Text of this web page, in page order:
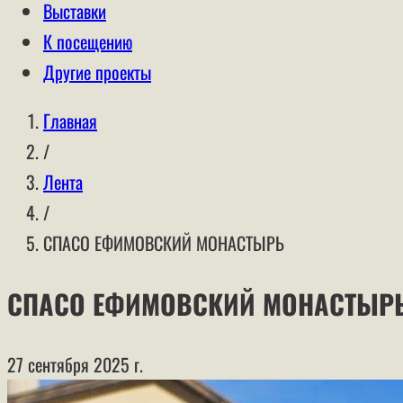
Выставки
К посещению
Другие проекты
Главная
/
Лента
/
СПАСО ЕФИМОВСКИЙ МОНАСТЫРЬ
СПАСО ЕФИМОВСКИЙ
27 сентября 2025 г.